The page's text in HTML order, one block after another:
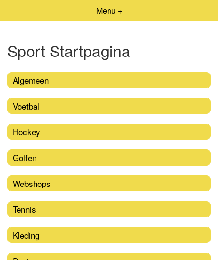
Menu +
Sport Startpagina
Algemeen
Voetbal
Hockey
Golfen
Webshops
Tennis
Kleding